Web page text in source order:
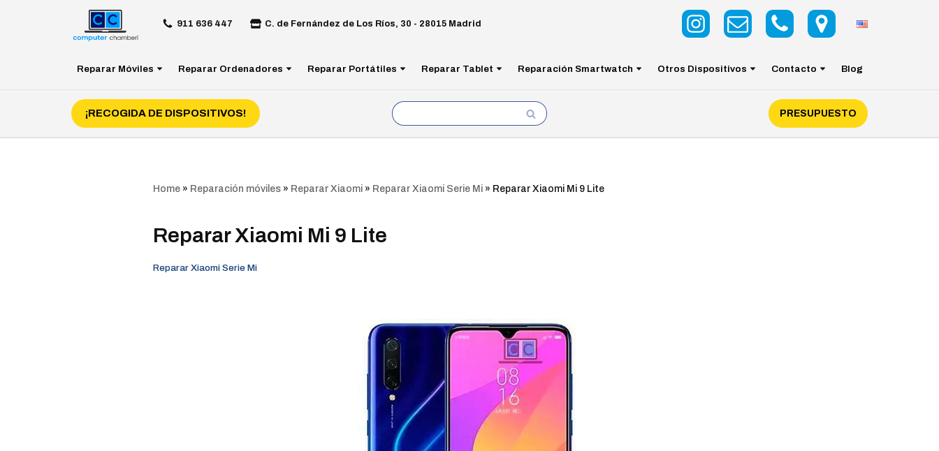
911 636 447 C. de Fernández de Los Ríos, 30 - 28015 Madrid
Reparar Móviles Reparar Ordenadores Reparar Portátiles Reparar Tablet Reparación Smartwatch Otros Dispositivos Contacto Blog
¡RECOGIDA DE DISPOSITIVOS! PRESUPUESTO
Home » Reparación móviles » Reparar Xiaomi » Reparar Xiaomi Serie Mi » Reparar Xiaomi Mi 9 Lite
Reparar Xiaomi Mi 9 Lite
Reparar Xiaomi Serie Mi